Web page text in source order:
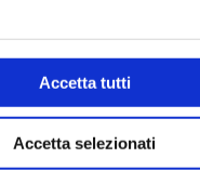
Accetta tutti
Accetta selezionati
in:
soluzioni,